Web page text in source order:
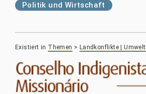
Politik und Wirtschaft
Existiert in Themen > Landkonflikte | Umwelt